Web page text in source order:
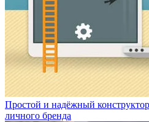
Простой и надёжный
личного бренда